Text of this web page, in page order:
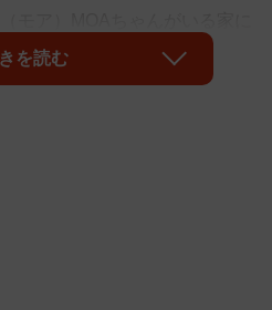
んと姉妹のように暮らしてい
を読む